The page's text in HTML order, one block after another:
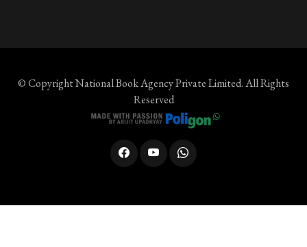
© CopyrightNational Book Agency Private Limited. All Rights
Reserved